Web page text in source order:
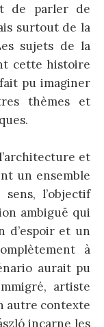
de parler de
surtout de la
sujets de la
cette histoire
pu imaginer
thèmes et
et
un ensemble
l’objectif
ambiguë qui
d’espoir et un
à
aurait pu
artiste
autre contexte
incarne les